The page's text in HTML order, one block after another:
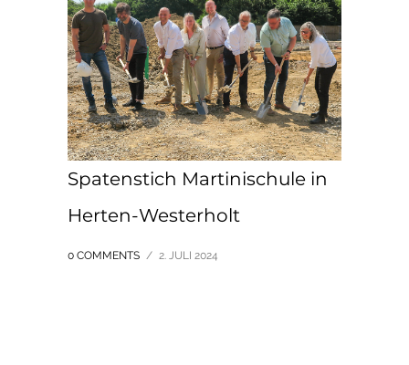
Spatenstich Martinischule in
Herten-Westerholt
0 COMMENTS / 2. JULI 2024